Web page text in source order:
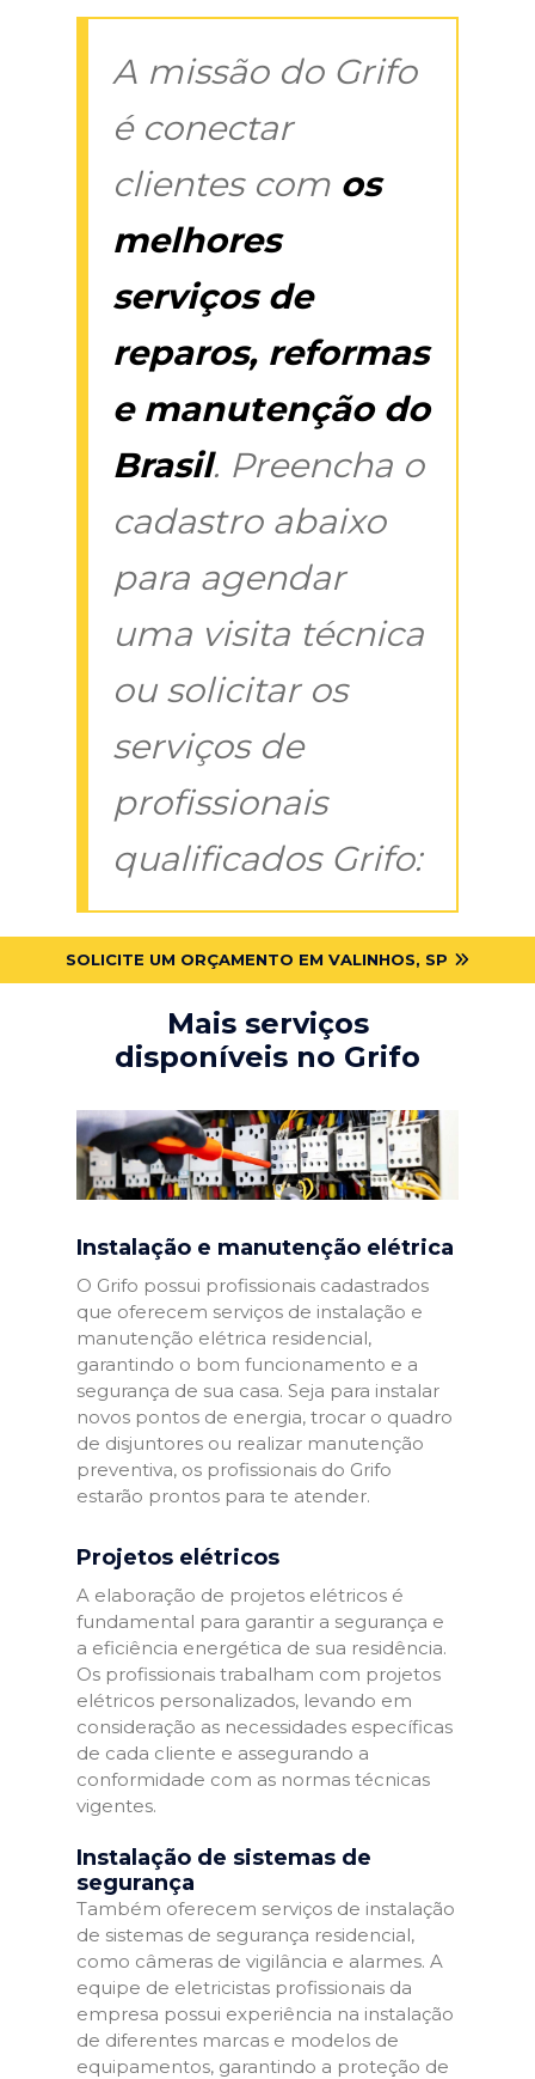
A missão do Grifo
é conectar
clientes com os
melhores
serviços de
reparos, reformas
e manutenção do
Brasil. Preencha o
cadastro abaixo
para agendar
uma visita técnica
ou solicitar os
serviços de
profissionais
qualificados Grifo:
SOLICITE UM ORÇAMENTO EM VALINHOS, SP
Mais serviços
disponíveis no Grifo
Instalação e manutenção elétrica
O Grifo possui profissionais cadastrados
que oferecem serviços de instalação e
manutenção elétrica residencial,
garantindo o bom funcionamento e a
segurança de sua casa. Seja para instalar
novos pontos de energia, trocar o quadro
de disjuntores ou realizar manutenção
preventiva, os profissionais do Grifo
estarão prontos para te atender.
Projetos elétricos
A elaboração de projetos elétricos é
fundamental para garantir a segurança e
a eficiência energética de sua residência.
Os profissionais trabalham com projetos
elétricos personalizados, levando em
consideração as necessidades específicas
de cada cliente e assegurando a
conformidade com as normas técnicas
vigentes.
Instalação de sistemas de
segurança
Também oferecem serviços de instalação
de sistemas de segurança residencial,
como câmeras de vigilância e alarmes. A
equipe de eletricistas profissionais da
empresa possui experiência na instalação
de diferentes marcas e modelos de
equipamentos, garantindo a proteção de